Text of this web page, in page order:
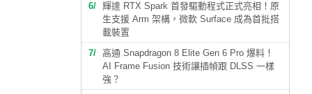
6
輝達 RTX Spark 首發驅動程式正式亮相！原
生支援 Arm 架構，微軟 Surface 成為首批搭
載裝置
7
高通 Snapdragon 8 Elite Gen 6 Pro 爆料！
AI Frame Fusion 技術讓插幀跟 DLSS 一樣
強？